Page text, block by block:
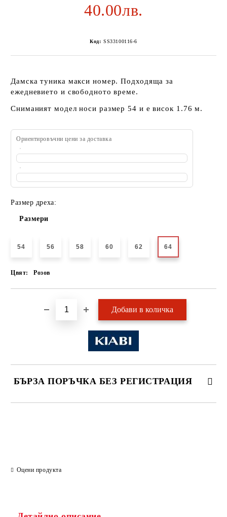
40.00лв.
Код: SS33100116-6
Дамска туника макси номер. Подходяща за
ежедневието и свободното време.
Сниманият модел носи размер 54 и е висок 1.76 м.
Ориентировъчни цени за доставка
Размер дреха:
Размери
54 56 58 60 62 64
Цвят: Розов
БЪРЗА ПОРЪЧКА БЕЗ РЕГИСТРАЦИЯ
Оцени продукта